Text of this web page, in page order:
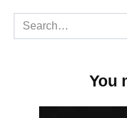
Search
for:
You